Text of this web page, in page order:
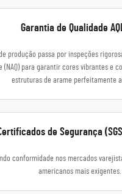
Garantia de Qualidade
produção passa por inspeções
(NAQ) para garantir cores vibrantes e
estruturas de arame perfeitamente
de Segurança
conformidade nos mercados
americanos mais exigentes.